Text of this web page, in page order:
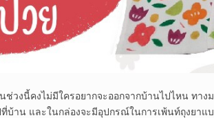
ช่วงนี้คงไม่มีใครอยากจะออกจากบ้านไปไหน ทา
ที่บ้าน และในกล่องจะมีอุปกรณ์ในการเพ้นท์ถุงยา